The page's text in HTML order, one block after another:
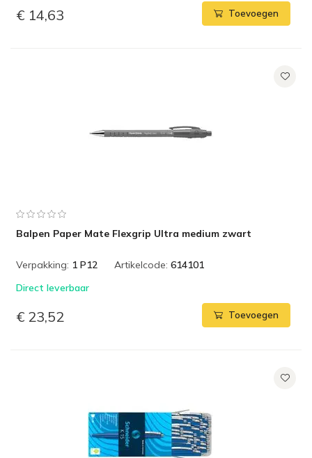
€ 14,63 Toevoegen
Balpen Paper Mate Flexgrip Ultra medium zwart
Verpakking: 1 P12 Artikelcode: 614101
Direct leverbaar
€ 23,52 Toevoegen